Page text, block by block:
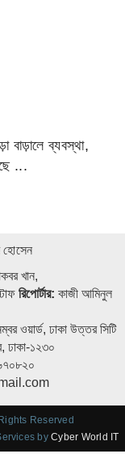
বাড়ালে ব্যবস্থা,
...
হোসেন
খান,
রিপোর্টার: কাজী আমিনুল
ওয়ার্ড, ঢাকা উত্তর সিটি
ঢাকা-১২৩০
Reserved
byCyber World IT